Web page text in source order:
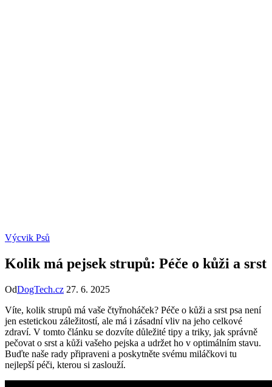
Výcvik Psů
Kolik má pejsek strupů: Péče o kůži a srst
OdDogTech.cz 27. 6. 2025
Víte, kolik strupů má vaše čtyřnoháček? Péče o kůži a srst psa není
jen estetickou záležitostí, ale má i zásadní vliv na jeho celkové
zdraví. V tomto článku se dozvíte důležité tipy a triky, jak správně
pečovat o srst a kůži vašeho pejska a udržet ho v optimálním stavu.
Buďte naše rady připraveni a poskytněte svému miláčkovi tu
nejlepší péči, kterou si zaslouží.